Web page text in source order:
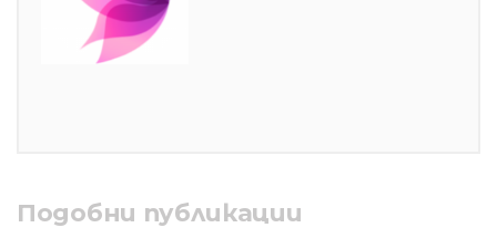
Подобни публикации